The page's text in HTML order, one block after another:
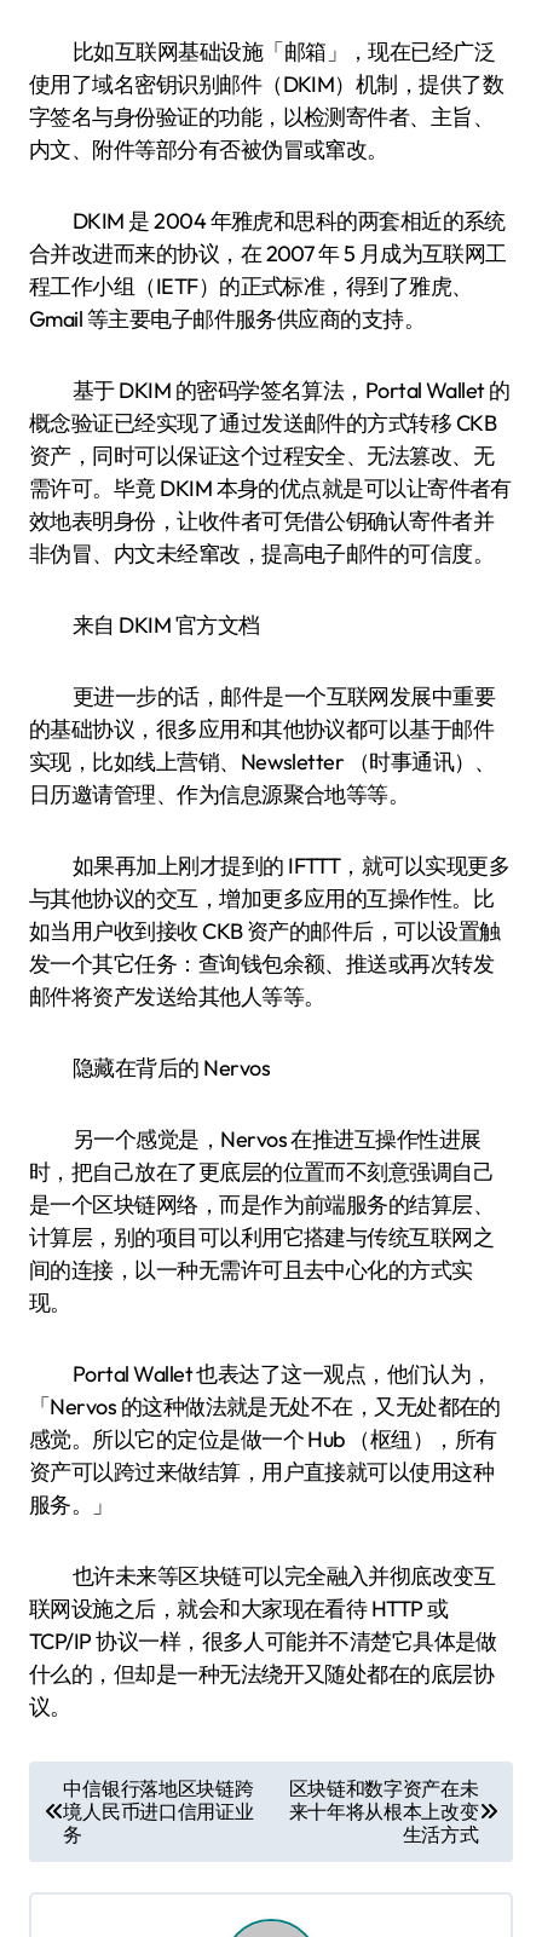
比如互联网基础设施「邮箱」，现在已经广泛
使用了域名密钥识别邮件（DKIM）机制，提供了数
字签名与身份验证的功能，以检测寄件者、主旨、
内文、附件等部分有否被伪冒或窜改。
DKIM 是 2004 年雅虎和思科的两套相近的系统
合并改进而来的协议，在 2007 年 5 月成为互联网工
程工作小组（IETF）的正式标准，得到了雅虎、
Gmail 等主要电子邮件服务供应商的支持。
基于 DKIM 的密码学签名算法，Portal Wallet 的
概念验证已经实现了通过发送邮件的方式转移 CKB
资产，同时可以保证这个过程安全、无法篡改、无
需许可。毕竟 DKIM 本身的优点就是可以让寄件者有
效地表明身份，让收件者可凭借公钥确认寄件者并
非伪冒、内文未经窜改，提高电子邮件的可信度。
来自 DKIM 官方文档
更进一步的话，邮件是一个互联网发展中重要
的基础协议，很多应用和其他协议都可以基于邮件
实现，比如线上营销、Newsletter （时事通讯）、
日历邀请管理、作为信息源聚合地等等。
如果再加上刚才提到的 IFTTT，就可以实现更多
与其他协议的交互，增加更多应用的互操作性。比
如当用户收到接收 CKB 资产的邮件后，可以设置触
发一个其它任务：查询钱包余额、推送或再次转发
邮件将资产发送给其他人等等。
隐藏在背后的 Nervos
另一个感觉是，Nervos 在推进互操作性进展
时，把自己放在了更底层的位置而不刻意强调自己
是一个区块链网络，而是作为前端服务的结算层、
计算层，别的项目可以利用它搭建与传统互联网之
间的连接，以一种无需许可且去中心化的方式实
现。
Portal Wallet 也表达了这一观点，他们认为，
「Nervos 的这种做法就是无处不在，又无处都在的
感觉。所以它的定位是做一个 Hub （枢纽），所有
资产可以跨过来做结算，用户直接就可以使用这种
服务。」
也许未来等区块链可以完全融入并彻底改变互
联网设施之后，就会和大家现在看待 HTTP 或
TCP/IP 协议一样，很多人可能并不清楚它具体是做
什么的，但却是一种无法绕开又随处都在的底层协
议。
章
导
航
中信银行落地区块链跨
境人民币进口信用证业
务
区块链和数字资产在未
来十年将从根本上改变
生活方式